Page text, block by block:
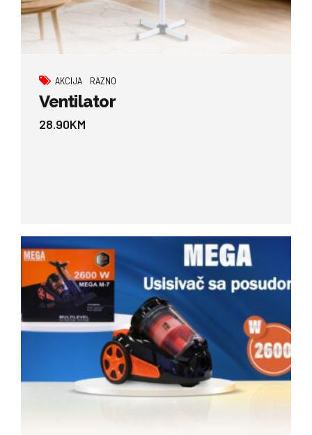
AKCIJA RAZNO
Ventilator
28.90KM